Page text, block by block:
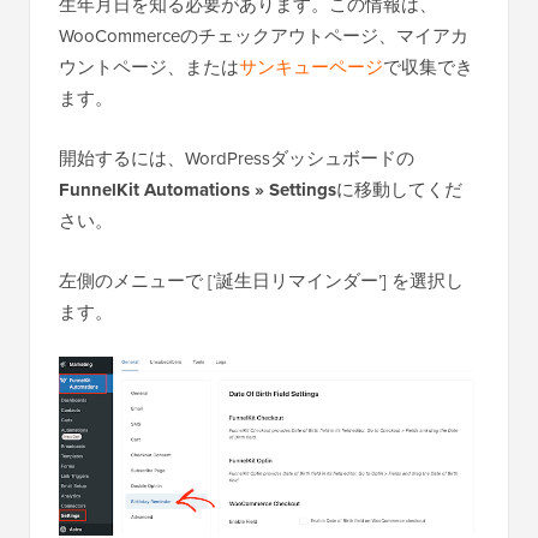
WooCommerceのチェックアウトページ、マイアカ
ウントページ、またはサンキューページで収集でき
ます。
開始するには、WordPressダッシュボードの
FunnelKit Automations » Settingsに移動してくだ
さい。
左側のメニューで [‘誕生日リマインダー’] を選択し
ます。